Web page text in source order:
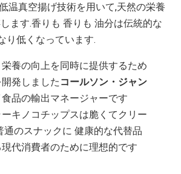
温真空揚げ技術を用いて,天然の栄養
ます.香りも 香りも 油分は伝統的な
り低くなっています.
養の向上を同時に提供するため
発しました コールソン・ジャン
品の輸出マネージャーです
キノコチップスは脆くてクリー
通のスナックに 健康的な代替品
代消費者のために理想的です